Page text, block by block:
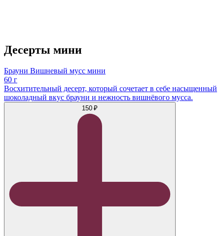
Десерты мини
Брауни Вишневый мусс мини
60 г
Восхитительный десерт, который сочетает в себе насыщенный
шоколадный вкус брауни и нежность вишнёвого мусса.
150 ₽